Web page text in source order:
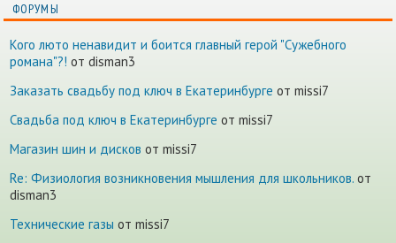
ФОРУМЫ
Кого люто ненавидит и боится главный герой "Сужебного
романа"?! от disman3
Заказать свадьбу под ключ в Екатеринбурге от missi7
Cвадьба под ключ в Екатеринбурге от missi7
Магазин шин и дисков от missi7
Re: Физиология возникновения мышления для школьников. от
disman3
Технические газы от missi7